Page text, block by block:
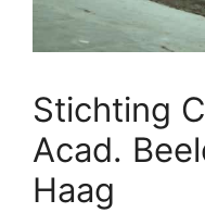
Stichting
Acad.
Haag